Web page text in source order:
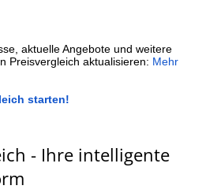
aktuelle Angebote und weitere
Preisvergleich aktualisieren: Mehr
starten!
- Ihre intelligente